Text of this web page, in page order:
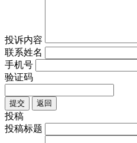
投诉内容
联系姓名
手机号
验证码
提交 返回
投稿
投稿标题